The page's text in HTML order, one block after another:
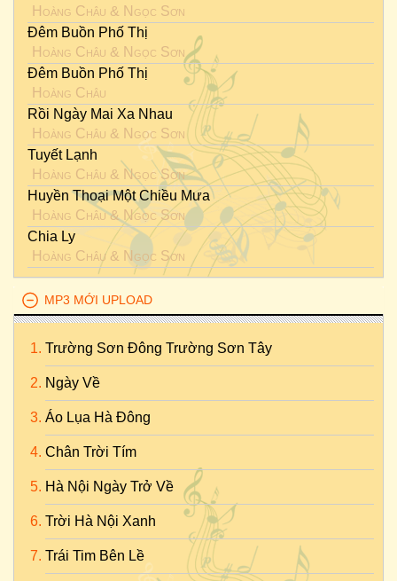
Hoàng Châu & Ngọc Sơn
Đêm Buồn Phố Thị
Hoàng Châu & Ngọc Sơn
Đêm Buồn Phố Thị
Hoàng Châu
Rồi Ngày Mai Xa Nhau
Hoàng Châu & Ngọc Sơn
Tuyết Lạnh
Hoàng Châu & Ngọc Sơn
Huyền Thoại Một Chiều Mưa
Hoàng Châu& Ngọc Sơn
Chia Ly
Hoàng Châu& Ngọc Sơn
MP3 MỚI UPLOAD
Trường Sơn Đông Trường Sơn Tây
Ngày Về
Áo Lụa Hà Đông
Chân Trời Tím
Hà Nội Ngày Trở Về
Trời Hà Nội Xanh
Trái Tim Bên Lề